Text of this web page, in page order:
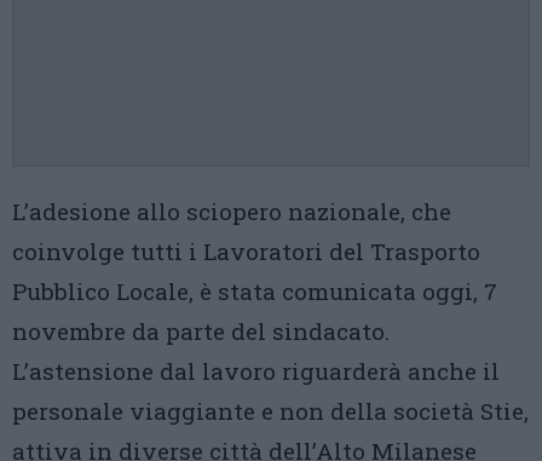
L’adesione allo sciopero nazionale, che
coinvolge tutti i Lavoratori del Trasporto
Pubblico Locale, è stata comunicata oggi, 7
novembre da parte del sindacato.
L’astensione dal lavoro riguarderà anche il
personale viaggiante e non della società Stie,
attiva in diverse città dell’Alto Milanese